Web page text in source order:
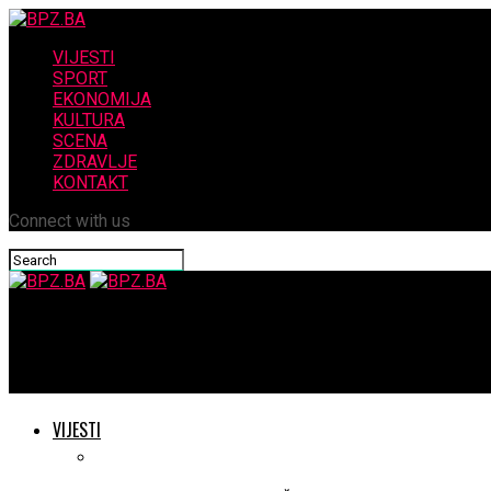
VIJESTI
SPORT
EKONOMIJA
KULTURA
SCENA
ZDRAVLJE
KONTAKT
Connect with us
VIJESTI